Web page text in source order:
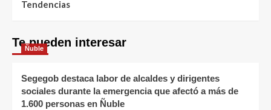
Tendencias
Te pueden interesar
Ñuble
Segegob destaca labor de alcaldes y dirigentes
sociales durante la emergencia que afectó a más de
1.600 personas en Ñuble